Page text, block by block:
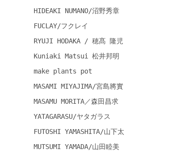
HIDEAKI NUMANO/沼野秀章
FUCLAY/フクレイ
RYUJI HODAKA / 穂髙 隆児
Kuniaki Matsui 松井邦明
make plants pot
MASAMI MIYAJIMA/宮島將實
MASAMU MORITA／森田昌求
YATAGARASU/ヤタガラス
FUTOSHI YAMASHITA/山下太
MUTSUMI YAMADA/山田睦美